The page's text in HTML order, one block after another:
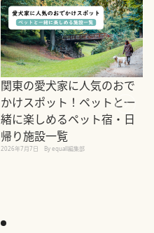
関東の愛犬家に人気のおで
かけスポット！ペットと一
緒に楽しめるペット宿・日
帰り施設一覧
2026年7月7日 By equall編集部